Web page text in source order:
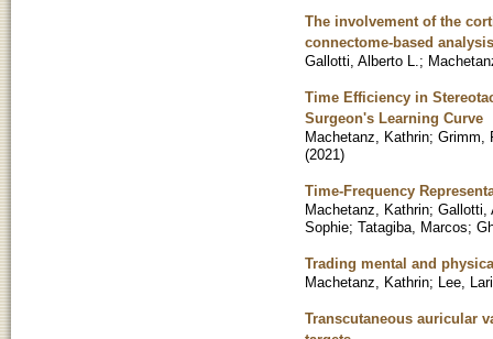
The involvement of the
connectome-based
Gallotti, Alberto L. ;
Time Efficiency in
Surgeon's Learning Curve
Machetanz, Kathrin; Grimm,
(2021)
Time-Frequency
Machetanz, Kathrin; Gallotti,
Sophie; Tatagiba, Marcos;
Trading mental and
Machetanz, Kathrin; Lee,
Transcutaneous auricular